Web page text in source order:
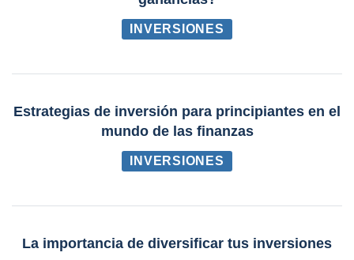
INVERSIONES
Estrategias de inversión para principiantes en el
mundo de las finanzas
INVERSIONES
La importancia de diversificar tus inversiones